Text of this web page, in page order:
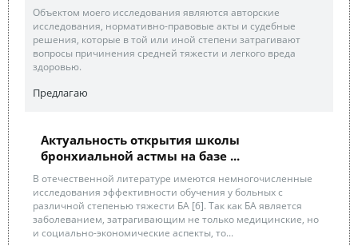
Объектом моего исследования являются авторские
исследования, нормативно-правовые акты и судебные
решения, которые в той или иной степени затрагивают
вопросы причинения средней тяжести и легкого вреда
здоровью.
Предлагаю
Актуальность открытия школы
бронхиальной астмы на базе ...
В отечественной литературе имеются немногочисленные
исследования эффективности обучения у больных с
различной степенью тяжести БА [6]. Так как БА является
заболеванием, затрагивающим не только медицинские, но
и социально-экономические аспекты, то...